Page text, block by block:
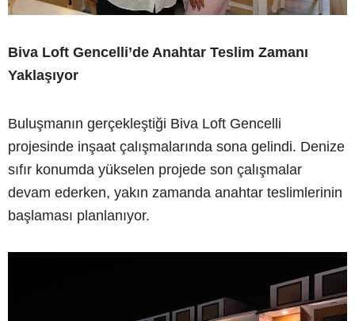
Biva Loft Gencelli’de Anahtar Teslim Zamanı
Yaklaşıyor
Buluşmanın gerçekleştiği Biva Loft Gencelli
projesinde inşaat çalışmalarında sona gelindi. Denize
sıfır konumda yükselen projede son çalışmalar
devam ederken, yakın zamanda anahtar teslimlerinin
başlaması planlanıyor.